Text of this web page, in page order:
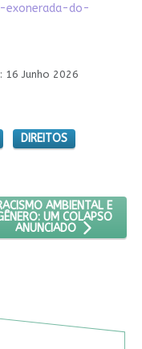
exonerada-do-
16 Junho 2026
DIREITOS
A CHAMAR
ARTIGO:
AMBIENTAL E
UM COLAPSO
ANUNCIADO